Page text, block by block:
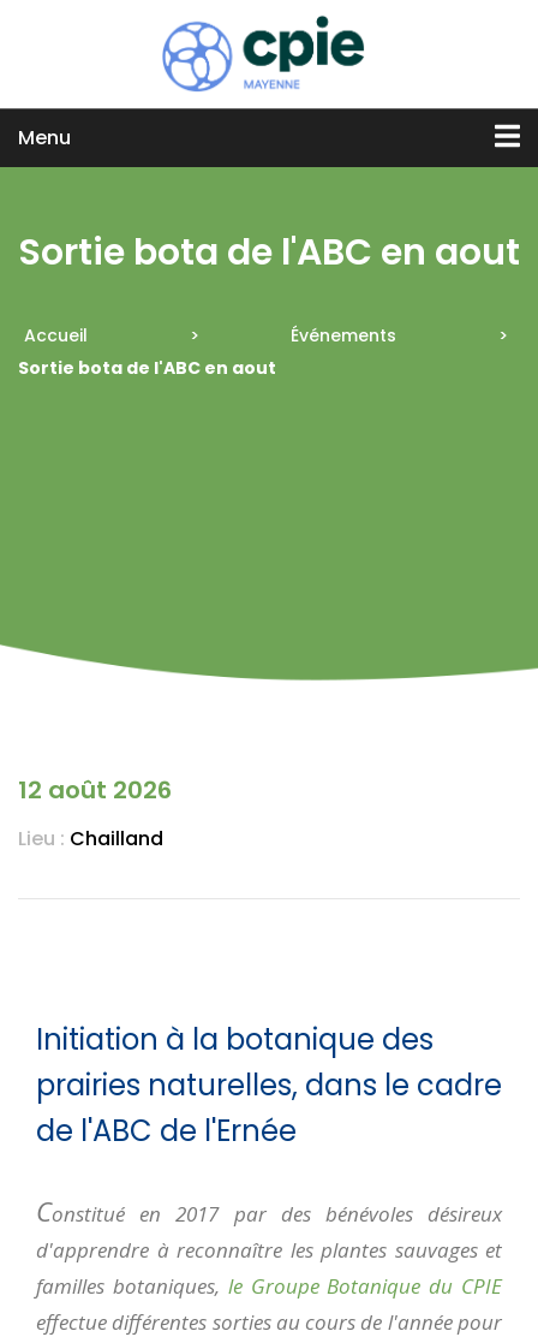
Menu
Sortie bota de l'ABC en aout
Accueil > Événements
>
Sortie bota de l'ABC en aout
12 août 2026
Lieu : Chailland
Initiation à la botanique des
prairies naturelles, dans le cadre
de l'ABC de l'Ernée
Constitué en 2017 par des bénévoles désireux
d'apprendre à reconnaître les plantes sauvages et
familles botaniques, le Groupe Botanique du CPIE
effectue différentes sorties au cours de l'année pour